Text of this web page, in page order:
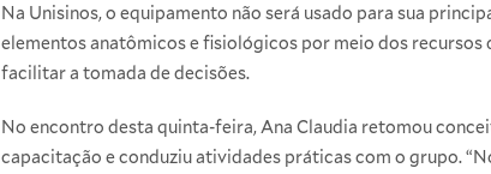
Na Unisinos, o equipamento não será usado para sua
elementos anatômicos e fisiológicos por meio dos
facilitar a tomada de decisões.
No encontro desta quinta-feira, Ana Claudia retomou
capacitação e conduziu atividades práticas com o grupo.